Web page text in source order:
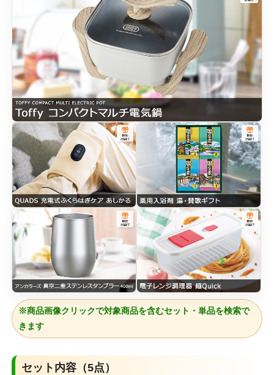
※商品画像クリックで対象商品を含むセット・単品を検索で
きます
セット内容（5点）